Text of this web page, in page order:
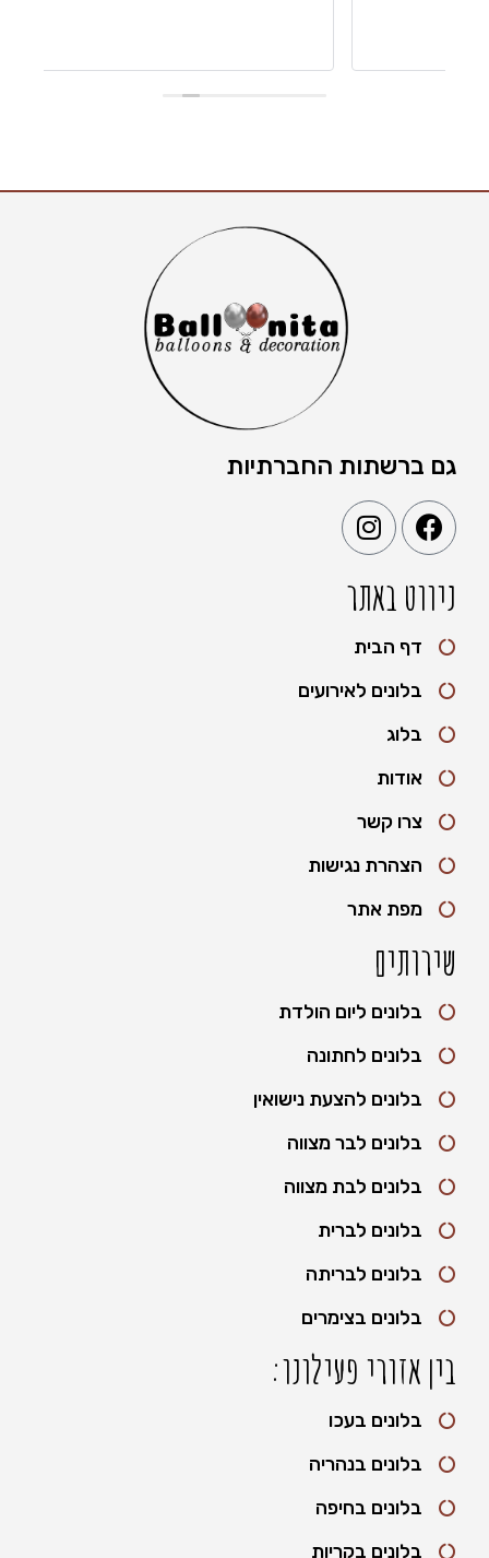
גם ברשתות החברתיות
ניווט באתר
דף הבית
בלונים לאירועים
בלוג
אודות
צרו קשר
הצהרת נגישות
מפת אתר
שירותים
בלונים ליום הולדת
בלונים לחתונה
בלונים להצעת נישואין
בלונים לבר מצווה
בלונים לבת מצווה
בלונים לברית
בלונים לבריתה
בלונים בצימרים
בין אזורי פעילונו:
בלונים בעכו
בלונים בנהריה
בלונים בחיפה
בלונים בקריות